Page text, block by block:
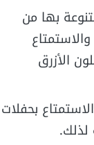
بها من
الأزرق
بحفلات
لذلك.